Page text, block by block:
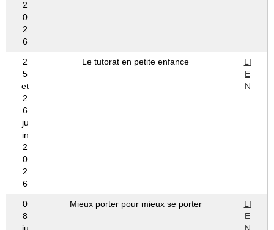
2
0
2
6
2
5
et
2
6
ju
in
2
0
2
6
Le tutorat en petite enfance
LI
E
N
0
8
Mieux porter pour mieux se porter
LI
E